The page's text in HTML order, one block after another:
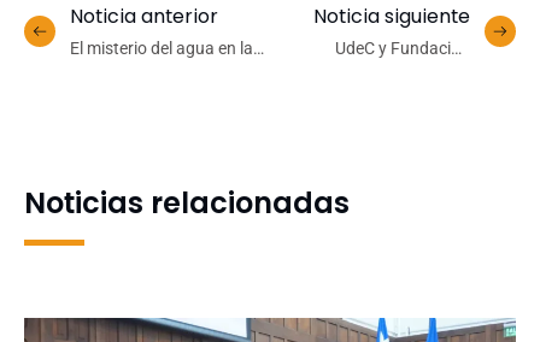
Noticia anterior
El misterio del agua en la
Noticia siguiente
UdeC y Fundación
Noticias relacionadas